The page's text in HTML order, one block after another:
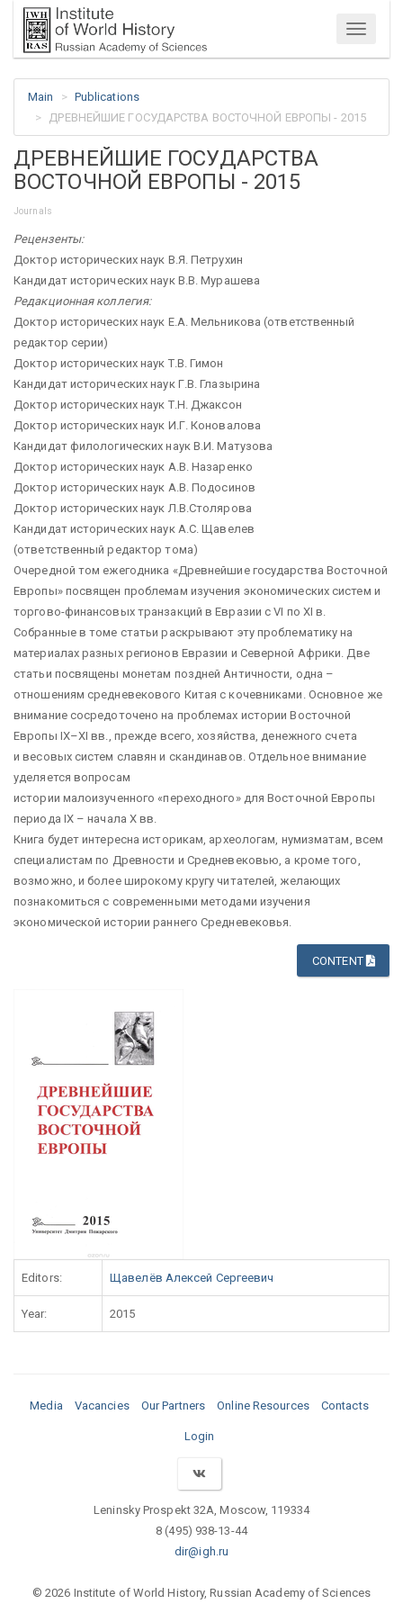
Menu
Main
Publications
ДРЕВНЕЙШИЕ ГОСУДАРСТВА ВОСТОЧНОЙ ЕВРОПЫ - 2015
ДРЕВНЕЙШИЕ ГОСУДАРСТВА
ВОСТОЧНОЙ ЕВРОПЫ - 2015
Journals
Рецензенты:
Доктор исторических наук В.Я. Петрухин
Кандидат исторических наук В.В. Мурашева
Редакционная коллегия:
Доктор исторических наук Е.А. Мельникова (ответственный
редактор серии)
Доктор исторических наук Т.В. Гимон
Кандидат исторических наук Г.В. Глазырина
Доктор исторических наук Т.Н. Джаксон
Доктор исторических наук И.Г. Коновалова
Кандидат филологических наук В.И. Матузова
Доктор исторических наук А.В. Назаренко
Доктор исторических наук А.В. Подосинов
Доктор исторических наук Л.В.Столярова
Кандидат исторических наук А.С. Щавелев
(ответственный редактор тома)
Очередной том ежегодника «Древнейшие государства Восточной
Европы» посвящен проблемам изучения экономических систем и
торгово-финансовых транзакций в Евразии с VI по XI в.
Собранные в томе статьи раскрывают эту проблематику на
материалах разных регионов Евразии и Северной Африки. Две
статьи посвящены монетам поздней Античности, одна –
отношениям средневекового Китая с кочевниками. Основное же
внимание сосредоточено на проблемах истории Восточной
Европы IX–XI вв., прежде всего, хозяйства, денежного счета
и весовых систем славян и скандинавов. Отдельное внимание
уделяется вопросам
истории малоизученного «переходного» для Восточной Европы
периода IX – начала X вв.
Книга будет интересна историкам, археологам, нумизматам, всем
специалистам по Древности и Средневековью, а кроме того,
возможно, и более широкому кругу читателей, желающих
познакомиться с современными методами изучения
экономической истории раннего Средневековья.
CONTENT
Editors: Щавелёв Алексей Сергеевич
Year: 2015
Media Vacancies Our Partners Online Resources Contacts
Login
Leninsky Prospekt 32A, Moscow, 119334
8 (495) 938-13-44
dir@igh.ru
© 2026 Institute of World History, Russian Academy of Sciences